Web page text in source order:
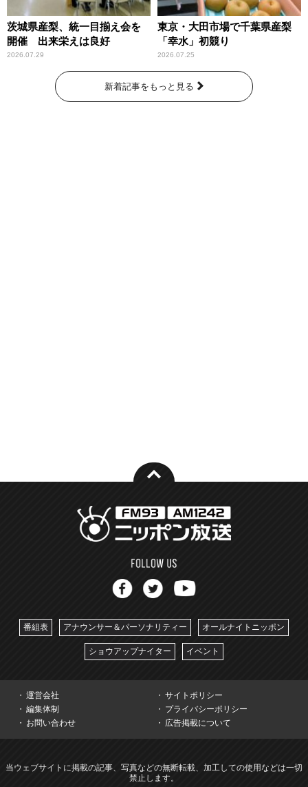
茨城県産梨、統一目揃え会を
開催 出来栄えは良好
2026.07.29
東京・大田市場で千葉県産梨
「幸水」初競り
2026.07.25
新着記事をもっと見る
番組表 アナウンサー＆パーソナリティー オールナイトニッポン
ショウアップナイター イベント
運営会社
サイトポリシー
編集体制
プライバシーポリシー
お問い合わせ
広告掲載について
当ウェブサイトに掲載の記事、写真などの無断転載、加工しての使用などは一切
禁止します。